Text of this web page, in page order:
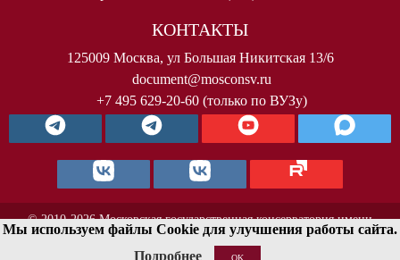
КОНТАКТЫ
125009 Москва, ул Большая Никитская 13/6
document@mosconsv.ru
+7 495 629-20-60 (только по ВУЗу)
© 2010-2026 Московская государственная консерватория имени
П.И.Чайковского. Все права защищены.
Мы используем файлы Cookie для улучшения работы сайта.
Подробнее
OK